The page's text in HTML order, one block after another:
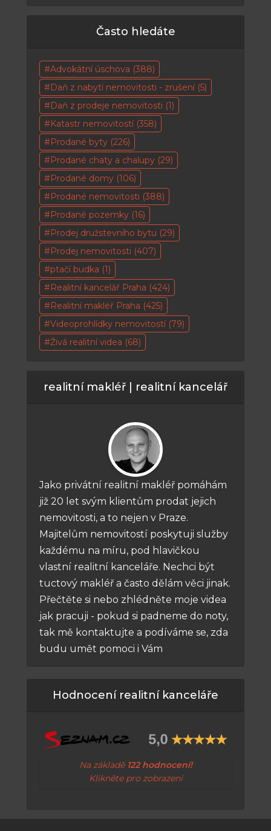
Často hledáte
Advokátní úschova (388)
Daň z nabytí nemovitosti - zrušení(5)
Daň z prodeje nemovitosti (1)
Katastr nemovitostí(358)
Prodané byty (226)
Prodané chaty a chalupy (29)
Prodané domy (106)
Prodané nemovitosti (388)
Prodané pozemky (16)
Prodej družstevního bytu (29)
Prodej nemovitosti (407)
ptačí budka (1)
Realitní kancelář Praha (424)
Realitní makléř Praha (425)
Videoprohlídky nemovitostí(79)
Živá realitní videa (68)
realitní makléř | realitní kancelář
Jako privátní realitní makléř pomáhám
již 20 let svým klientům prodat jejich
nemovitosti, a to nejen v Praze.
Majitelům nemovitostí poskytuji služby
každému na míru, pod hlavičkou
vlastní realitní kanceláře. Nechci být
tuctový makléř a často dělám věci jinak.
Přečtěte si nebo zhlédněte moje videa
jak pracuji - pokud si padneme do noty,
tak mě kontaktujte a podíváme se, zda
budu umět pomoci i Vám
Hodnocení realitní kanceláře
Na základě 122 hodnocení!
Klikněte pro zobrazení